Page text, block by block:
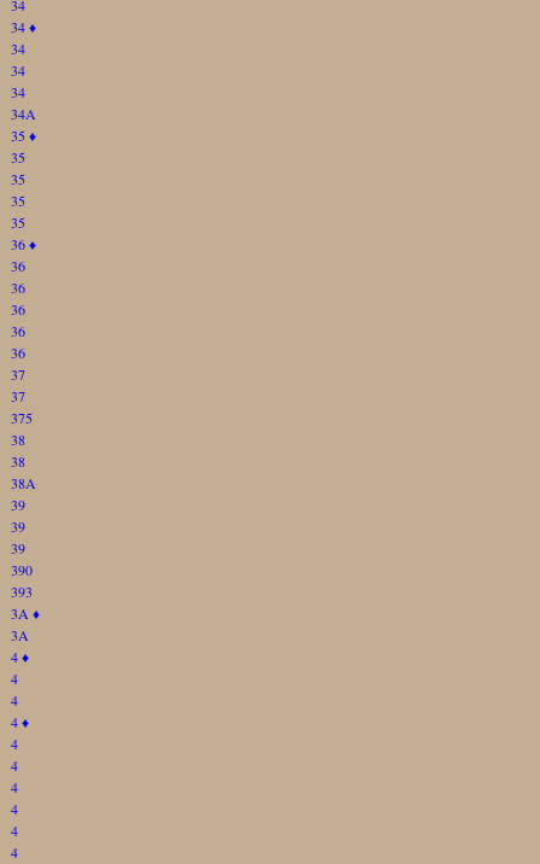
34
34♦
34
34
34
34A
35♦
35
35
35
35
36♦
36
36
36
36
36
37
37
375
38
38
38A
39
39
39
390
393
3A ♦
3A
4♦
4
4
4♦
4
4
4
4
4
4